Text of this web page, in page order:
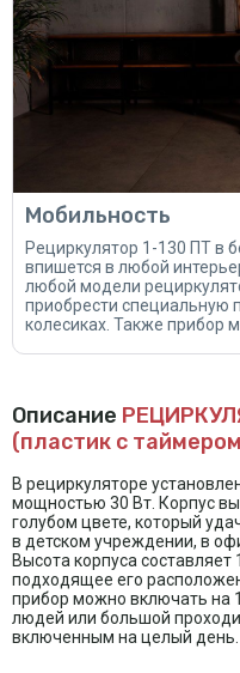
Мобильность
Рециркулятор 1-130 ПТ в
впишется в любой
любой модели
приобрести специальную
колесиках. Также прибор
Описание
(пластик с
В рециркуляторе
мощностью 30 Вт. Корпус
голубом цвете, который
в детском учреждении, в
Высота корпуса
подходящее его
прибор можно включать на
людей или большой
включенным на целый день.